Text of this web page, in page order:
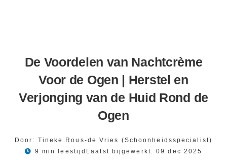
De Voordelen van Nachtcrème
Voor de Ogen | Herstel en
Verjonging van de Huid Rond de
Ogen
Door: Tineke Rous-de Vries (Schoonheidsspecialist)
9 min leestijd Laatst bijgewerkt: 09 dec 2025